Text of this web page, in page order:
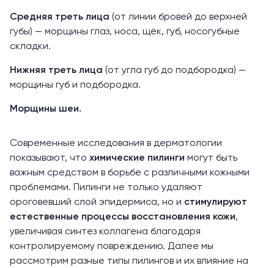
Средняя треть лица (от линии бровей до верхней
губы) — морщины глаз, носа, щёк, губ, носогубные
складки.
Нижняя треть лица (от угла губ до подбородка) —
морщины губ и подбородка.
Морщины шеи.
Современные исследования в дерматологии
показывают, что химические пилинги могут быть
важным средством в борьбе с различными кожными
проблемами. Пилинги не только удаляют
ороговевший слой эпидермиса, но и стимулируют
естественные процессы восстановления кожи,
увеличивая синтез коллагена благодаря
контролируемому повреждению. Далее мы
рассмотрим разные типы пилингов и их влияние на